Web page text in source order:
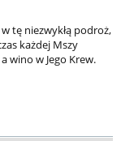
tę niezwykłą podroż,
każdej Mszy
wino w Jego Krew.